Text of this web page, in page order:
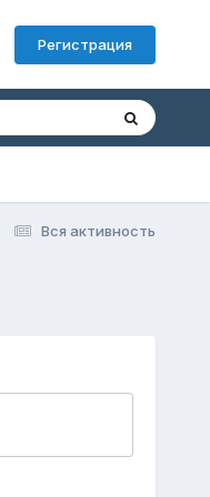
Регистрация
Вся активность